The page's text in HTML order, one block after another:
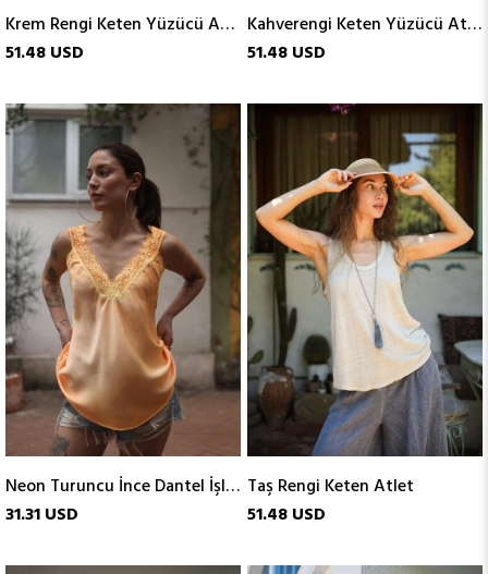
Krem Rengi Keten Yüzücü Atlet
51.48 USD
Kahverengi Keten Yüzücü Atlet
51.48 USD
Neon Turuncu İnce Dantel İşlemeli Atlet
31.31 USD
Taş Rengi Keten Atlet
51.48 USD